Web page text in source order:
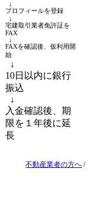
↓
プロフィールを登録
↓
宅建取引業者免許証を
FAX
↓
FAXを確認後、仮利用開
始
↓
10日以内に銀行
振込
↓
入金確認後、期
限を１年後に延
長
不動産業者の方へ /